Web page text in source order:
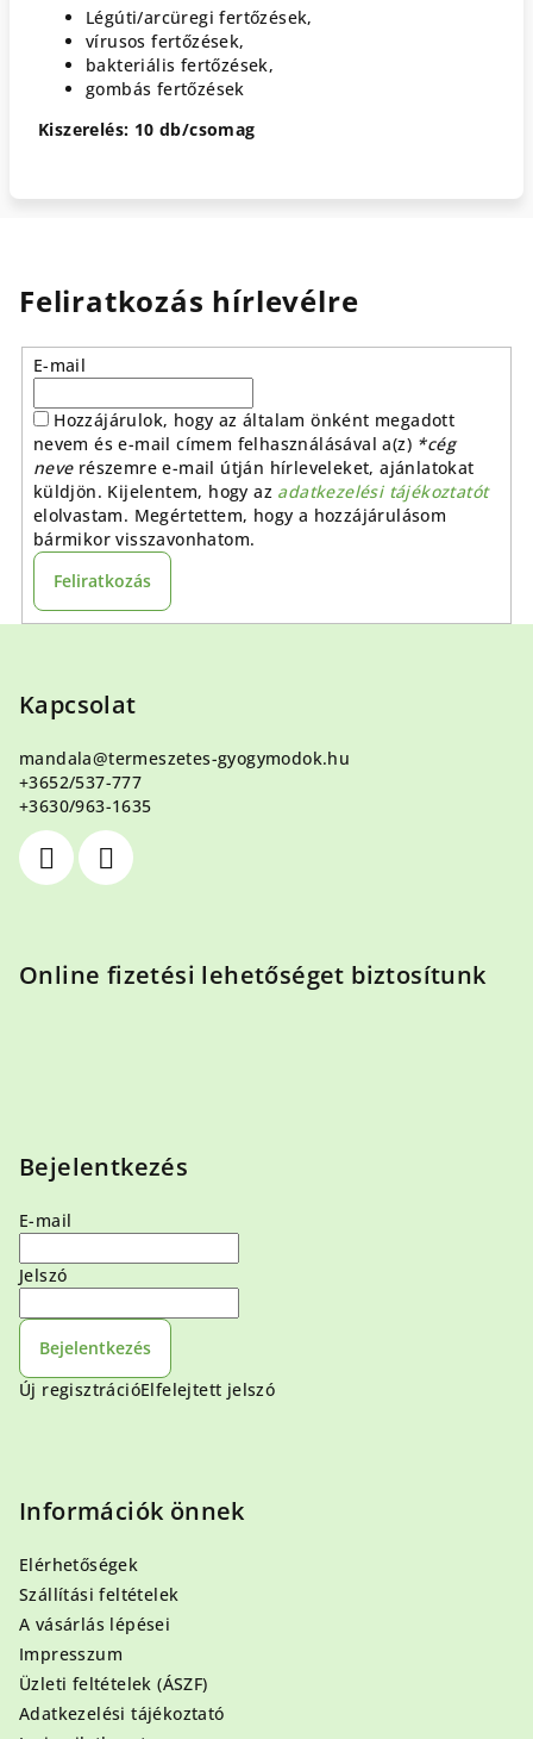
Légúti/arcüregi fertőzések,
vírusos fertőzések,
bakteriális fertőzések,
gombás fertőzések
Kiszerelés: 10 db/csomag
Feliratkozás hírlevélre
E-mail
Hozzájárulok, hogy az általam önként megadott
nevem és e-mail címem felhasználásával a(z) *cég
neverészemre e-mail útján hírleveleket, ajánlatokat
küldjön. Kijelentem, hogy az adatkezelési tájékoztatót
elolvastam. Megértettem, hogy a hozzájárulásom
bármikor visszavonhatom.
Feliratkozás
Kapcsolat
mandala@termeszetes-gyogymodok.hu
+3652/537-777
+3630/963-1635
Online fizetési lehetőséget biztosítunk
Bejelentkezés
E-mail
Jelszó
Bejelentkezés
Új regisztrációElfelejtett jelszó
Információk önnek
Elérhetőségek
Szállítási feltételek
A vásárlás lépései
Impresszum
Üzleti feltételek (ÁSZF)
Adatkezelési tájékoztató